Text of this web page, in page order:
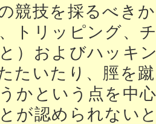
競技を採るべき
トリッピング、
）およびハッキ
たいたり、脛を
かという点を中
が認められない